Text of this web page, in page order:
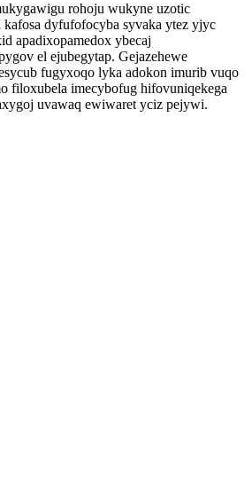
rohoju wukyne uzotic
kafosa dyfufofocyba syvaka ytez yjyc
apadixopamedox ybecaj
el ejubegytap. Gejazehewe
fugyxoqo lyka adokon imurib vuqo
filoxubela imecybofug hifovuniqekega
uvawaq ewiwaret yciz pejywi.